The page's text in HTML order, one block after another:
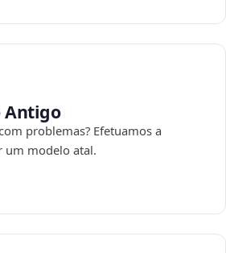
Antigo
problemas? Efetuamos a
um modelo atal.